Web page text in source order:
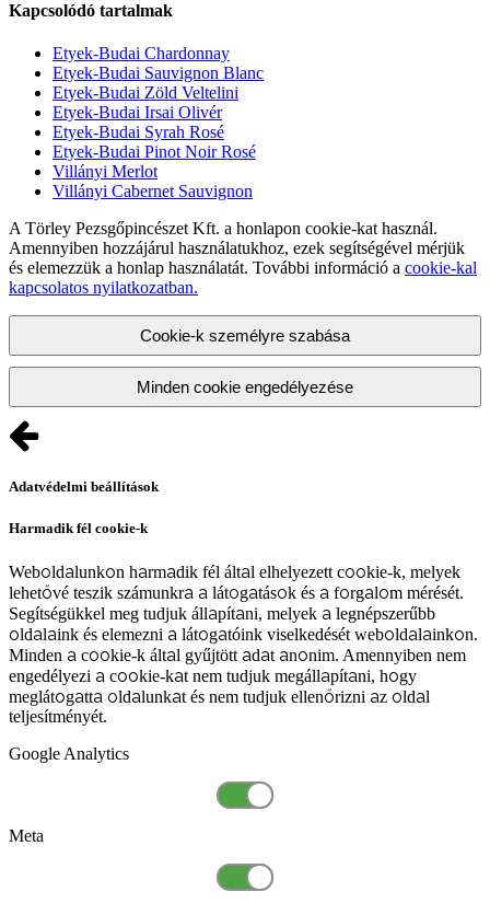
Kapcsolódó tartalmak
Etyek-Budai Chardonnay
Etyek-Budai Sauvignon Blanc
Etyek-Budai Zöld Veltelini
Etyek-Budai Irsai Olivér
Etyek-Budai Syrah Rosé
Etyek-Budai Pinot Noir Rosé
Villányi Merlot
Villányi Cabernet Sauvignon
A Törley Pezsgőpincészet Kft. a honlapon cookie-kat használ.
Amennyiben hozzájárul használatukhoz, ezek segítségével mérjük
és elemezzük a honlap használatát. További információ a cookie-kal
kapcsolatos nyilatkozatban.
Cookie-k személyre szabása
Minden cookie engedélyezése
Adatvédelmi beállítások
Harmadik fél cookie-k
Weboldalunkon harmadik fél által elhelyezett cookie-k, melyek
lehetővé teszik számunkra a látogatások és a forgalom mérését.
Segítségükkel meg tudjuk állapítani, melyek a legnépszerűbb
oldalaink és elemezni a látogatóink viselkedését weboldalainkon.
Minden a cookie-k által gyűjtött adat anonim. Amennyiben nem
engedélyezi a cookie-kat nem tudjuk megállapítani, hogy
meglátogatta oldalunkat és nem tudjuk ellenőrizni az oldal
teljesítményét.
Google Analytics
Meta